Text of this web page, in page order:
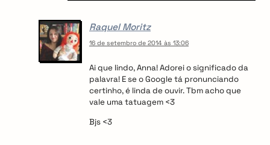
Raquel Moritz
16 de setembro de 2014 às 13:06
Ai que lindo, Anna! Adorei o significado da
palavra! E se o Google tá pronunciando
certinho, é linda de ouvir. Tbm acho que
vale uma tatuagem <3
Bjs <3